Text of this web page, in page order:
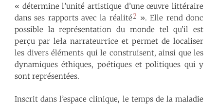
« détermine l’unité artistique d’une œuvre littéraire
dans ses rapports avec la réalité7
». Elle rend donc
possible la représentation du monde tel qu’il est
perçu par le·la narrateur·rice et permet de localiser
les divers éléments qui le construisent, ainsi que les
dynamiques éthiques, poétiques et politiques qui y
sont représentées.
Inscrit dans l’espace clinique, le temps de la maladie